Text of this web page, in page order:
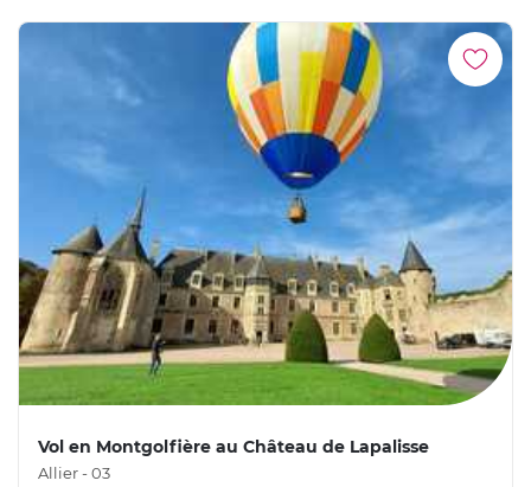
Vol en Montgolfière au Château de Lapalisse
Allier - 03